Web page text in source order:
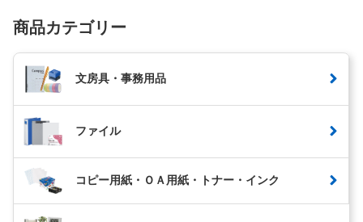
商品カテゴリー
文房具・事務用品
ファイル
コピー用紙・ＯＡ用紙・トナー・インク